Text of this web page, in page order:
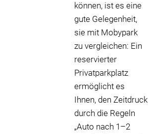
können, ist es eine
gute Gelegenheit,
sie mit Mobypark
zu vergleichen: Ein
reservierter
Privatparkplatz
ermöglicht es
Ihnen, den Zeitdruck
durch die Regeln
„Auto nach 1–2